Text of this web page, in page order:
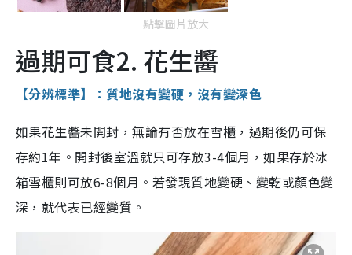
點擊圖片放大
過期可食2. 花生醬
【分辨標準】：質地沒有變硬，沒有變深色
如果花生醬未開封，無論有否放在雪櫃，過期後仍可保
存約1年。開封後室溫就只可存放3-4個月，如果存於冰
箱雪櫃則可放6-8個月。若發現質地變硬、變乾或顏色變
深，就代表已經變質。